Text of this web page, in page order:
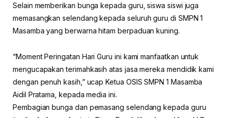
Selain memberikan bunga kepada guru, siswa siswi juga
memasangkan selendang kepada seluruh guru di SMPN 1
Masamba yang berwarna hitam berpaduan kuning.
“Moment Peringatan Hari Guru ini kami manfaatkan untuk
mengucapakan terimahkasih atas jasa mereka mendidik kami
dengan penuh kasih,” ucap Ketua OSIS SMPN 1 Masamba
Aidil Pratama, kepada media ini.
Pembagian bunga dan pemasang selendang kepada guru